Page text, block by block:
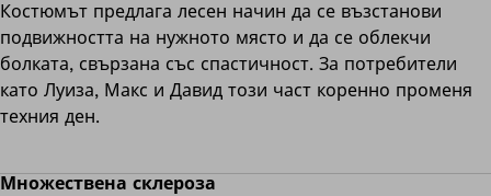
Костюмът предлага лесен начин да се възстанови
подвижността на нужното място и да се облекчи
болката, свързана със спастичност. За потребители
като Луиза, Макс и Давид този част коренно променя
техния ден.
Множествена склероза